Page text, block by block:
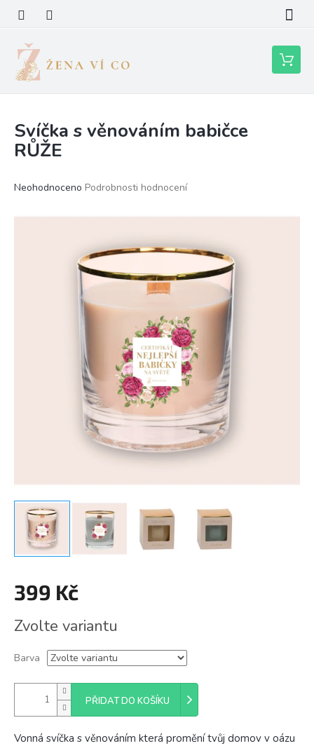
obsah
Nákupní
košík
Svíčka s věnováním babičce
RŮŽE
Průměrné
produktu
Neohodnoceno Podrobnosti hodnocení
399 Kč
cena:
Zvolte variantu
Barva
PŘIDAT DO KOŠÍKU
Vonná svíčka s věnováním která promění tvůj domov v oázu